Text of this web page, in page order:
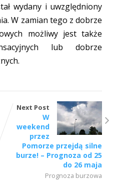
wydany i uwzględniony
W zamian tego z dobrze
możliwy jest także
lub dobrze
Next Post
W
weekend
przez
Pomorze przejdą silne
burze! – Prognoza od 25
do 26 maja
Prognoza burzowa